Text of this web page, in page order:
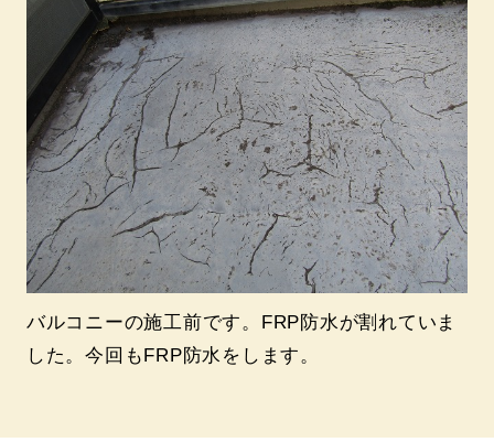
バルコニーの施工前です。FRP防水が割れていま
した。今回もFRP防水をします。